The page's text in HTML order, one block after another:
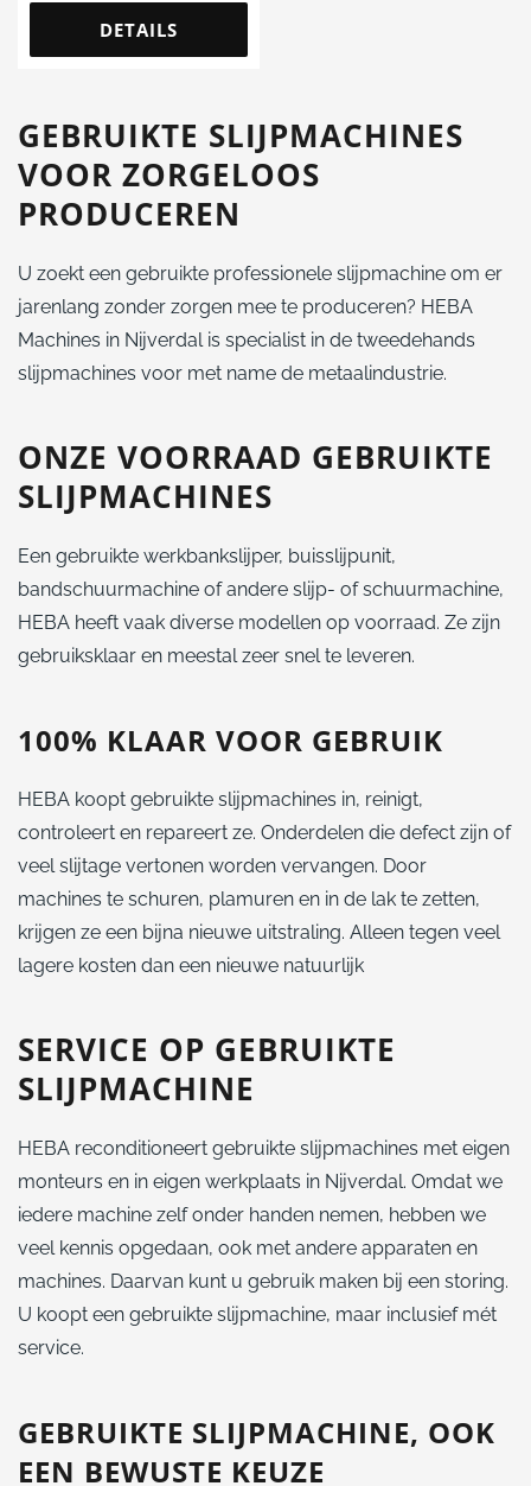
DETAILS
GEBRUIKTE SLIJPMACHINES
VOOR ZORGELOOS
PRODUCEREN
U zoekt een gebruikte professionele slijpmachine om er
jarenlang zonder zorgen mee te produceren? HEBA
Machines in Nijverdal is specialist in de tweedehands
slijpmachines voor met name de metaalindustrie.
ONZE VOORRAAD GEBRUIKTE
SLIJPMACHINES
Een gebruikte werkbankslijper, buisslijpunit,
bandschuurmachine of andere slijp- of schuurmachine,
HEBA heeft vaak diverse modellen op voorraad. Ze zijn
gebruiksklaar en meestal zeer snel te leveren.
100% KLAAR VOOR GEBRUIK
HEBA koopt gebruikte slijpmachines in, reinigt,
controleert en repareert ze. Onderdelen die defect zijn of
veel slijtage vertonen worden vervangen. Door
machines te schuren, plamuren en in de lak te zetten,
krijgen ze een bijna nieuwe uitstraling. Alleen tegen veel
lagere kosten dan een nieuwe natuurlijk
SERVICE OP GEBRUIKTE
SLIJPMACHINE
HEBA reconditioneert gebruikte slijpmachines met eigen
monteurs en in eigen werkplaats in Nijverdal. Omdat we
iedere machine zelf onder handen nemen, hebben we
veel kennis opgedaan, ook met andere apparaten en
machines. Daarvan kunt u gebruik maken bij een storing.
U koopt een gebruikte slijpmachine, maar inclusief mét
service.
GEBRUIKTE SLIJPMACHINE, OOK
EEN BEWUSTE KEUZE